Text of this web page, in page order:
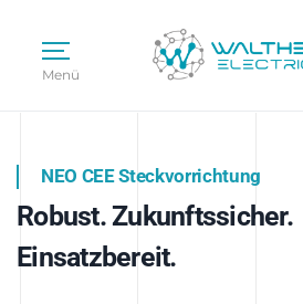
Menü
Intelligente
NEO CEE Steckvorrichtung
Robust. Zukunftssicher.
Einsatzbereit.
Intelligenz trifft Energie.